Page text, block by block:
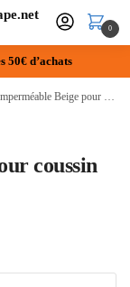
0
50€ d’achats
Beige pour coussin de Canapé
coussin